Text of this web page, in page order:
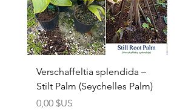
Verschaffeltia splendida –
Stilt Palm (Seychelles Palm)
Prix
0,00 $US